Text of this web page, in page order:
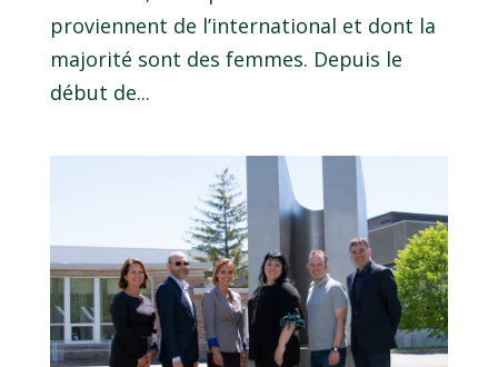
proviennent de l’international et dont la
majorité sont des femmes. Depuis le
début de...